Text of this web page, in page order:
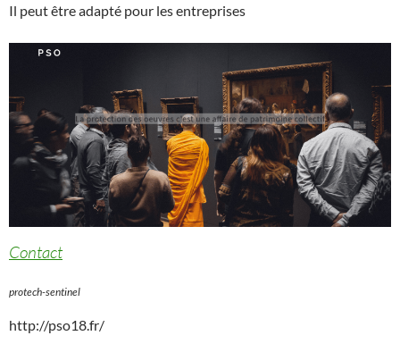
Il peut être adapté pour les entreprises
Contact
protech-sentinel
http://pso18.fr/